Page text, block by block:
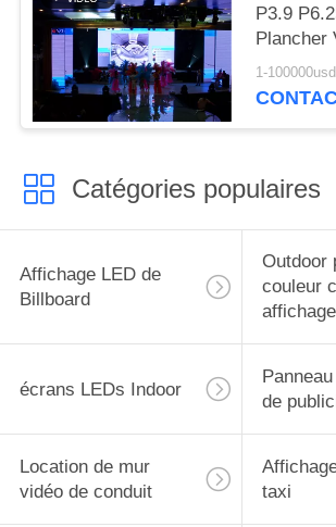
P3.9
Plancher
Intérieur
Location
1-
Catégories populaires
Affichage LED de
Billboard
Outdoor
couleur
affichage
écrans LEDs Indoor
de
Location de mur
vidéo de conduit
taxi